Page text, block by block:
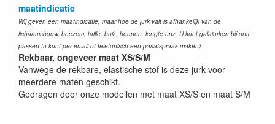
maatindicatie
Wij geven een maatindicatie, maar hoe de jurk valt is afhankelijk van de
lichaamsbouw, boezem, taille, buik, heupen, lengte enz. U kunt galajurken bij ons
passen (u kunt per email of telefonisch een pasafspraak maken).
Rekbaar, ongeveer maat XS/S/M
Vanwege de rekbare, elastische stof is deze jurk voor
meerdere maten geschikt.
Gedragen door onze modellen met maat XS/S en maat S/M